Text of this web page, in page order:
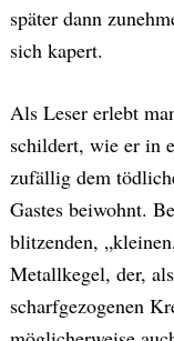
später dann
sich kapert.
Als Leser erlebt
schildert, wie er in
zufällig dem
Gastes beiwohnt.
blitzenden,
Metallkegel, der,
scharfgezogenen